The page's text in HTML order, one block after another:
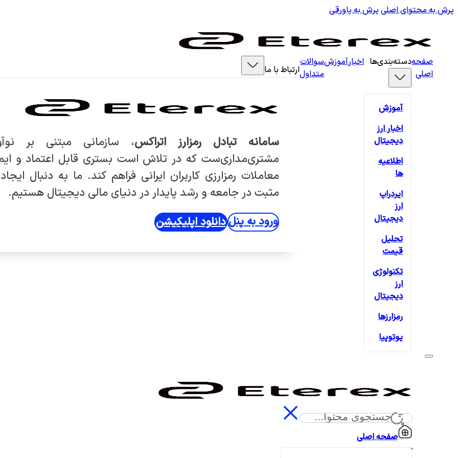
پرش به محتوای اصلی پرش به پاورقی
صفحه
اصلی
دسته‌بندی‌ها
آموزش
اخبار ارز
دیجیتال
اطلاعیه
ها
ایردراپ
ارز
دیجیتال
تحلیل
قیمت
تکنولوژی
ارز
دیجیتال
رمزارزها
یوتوپیا
اخبارآموزشسوالات
متداولارتباط با ما
سامانه تبادل رمزارز اتراکس، سازمانی مبتنی بر
مشتری‌مداری‌ست که در تلاش است بستری قابل اعتماد و
معاملات رمزارزی کاربران ایرانی فراهم کند. ما به دنبال
مثبت در جامعه و رشد پایدار در دنیای مالی دیجیتال هستیم.
ورود به پنلدانلود اپلیکیشن
صفحه اصلی